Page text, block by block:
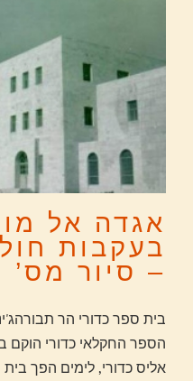
אגדה אל
בעקבות
– סיור מס’ 1
בית ספר כדורי הר
אליס כדורי, לימים הפך